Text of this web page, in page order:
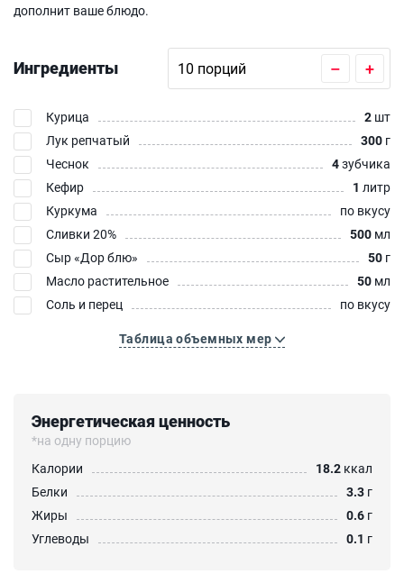
дополнит ваше блюдо.
Ингредиенты – +
Курица 2 шт
Лук репчатый
300 г
Чеснок
4зубчика
Кефир
1 литр
Куркума
по вкусу
Сливки 20%
500 мл
Сыр «Дор блю»‎
50 г
Масло растительное
50 мл
Соль и перец
по вкусу
Таблица объемных мер
Энергетическая ценность
*на одну порцию
Калории
18.2 ккал
Белки
3.3 г
Жиры
0.6 г
Углеводы
0.1 г